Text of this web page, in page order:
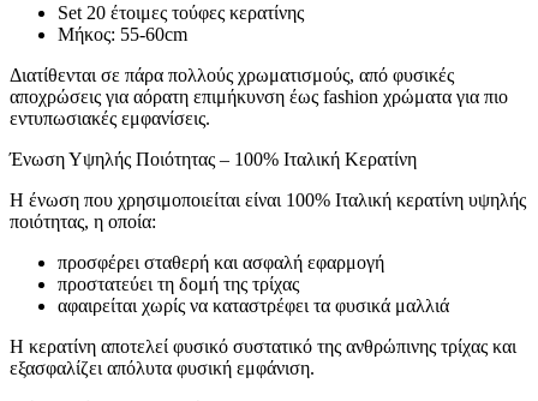
Set 20 έτοιμες τούφες κερατίνης
Μήκος: 55-60cm
Διατίθενται σε πάρα πολλούς χρωματισμούς, από φυσικές
αποχρώσεις για αόρατη επιμήκυνση έως fashion χρώματα για πιο
εντυπωσιακές εμφανίσεις.
Ένωση Υψηλής Ποιότητας – 100% Ιταλική Κερατίνη
Η ένωση που χρησιμοποιείται είναι 100% Ιταλική κερατίνη υψηλής
ποιότητας, η οποία:
προσφέρει σταθερή και ασφαλή εφαρμογή
προστατεύει τη δομή της τρίχας
αφαιρείται χωρίς να καταστρέφει τα φυσικά μαλλιά
Η κερατίνη αποτελεί φυσικό συστατικό της ανθρώπινης τρίχας και
εξασφαλίζει απόλυτα φυσική εμφάνιση.